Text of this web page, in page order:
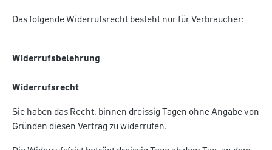
Das folgende Widerrufsrecht besteht nur für Verbraucher:
Widerrufsbelehrung
Widerrufsrecht
Sie haben das Recht, binnen dreissig Tagen ohne Angabe von
Gründen diesen Vertrag zu widerrufen.